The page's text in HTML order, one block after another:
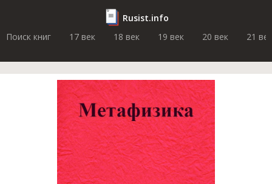
Rusist.info
Поиск книг
17 век 18 век 19 век 20 век 21 век